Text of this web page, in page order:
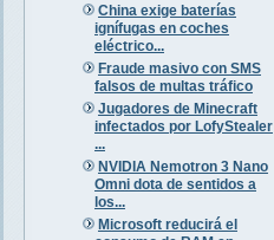
China exige baterías
ignífugas en coches
eléctrico...
Fraude masivo con SMS
falsos de multas tráfico
Jugadores de Minecraft
infectados por LofyStealer
...
NVIDIA Nemotron 3 Nano
Omni dota de sentidos a
los...
Microsoft reducirá el